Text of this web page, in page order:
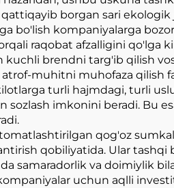
borgan sari
bo'lish kompaniyalarga
raqobat afzalligini qo'lga
kuchli brendni targ'ib qilish
muhitni muhofaza qilish
turli hajmdagi, turli
sozlash imkonini beradi. Bu
qog'oz
qobiliyatida. Ular
samaradorlik va doimiylik
uchun aqlli